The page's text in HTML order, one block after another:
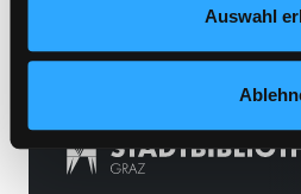
Auswahl
Medium auf die